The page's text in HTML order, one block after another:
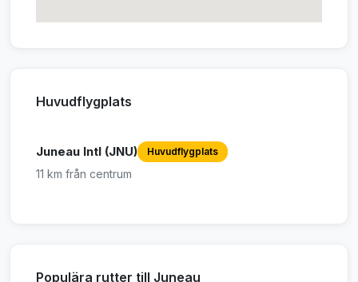
Huvudflygplats
Juneau Intl (JNU) Huvudflygplats
11 km från centrum
Populära rutter till Juneau